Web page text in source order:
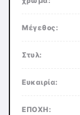
Μέγεθος:
Στυλ:
Ευκαιρία:
ΕΠΟΧΗ: